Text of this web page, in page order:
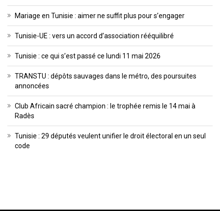
Mariage en Tunisie : aimer ne suffit plus pour s’engager
Tunisie-UE : vers un accord d’association rééquilibré
Tunisie : ce qui s’est passé ce lundi 11 mai 2026
TRANSTU : dépôts sauvages dans le métro, des poursuites
annoncées
Club Africain sacré champion : le trophée remis le 14 mai à
Radès
Tunisie : 29 députés veulent unifier le droit électoral en un seul
code